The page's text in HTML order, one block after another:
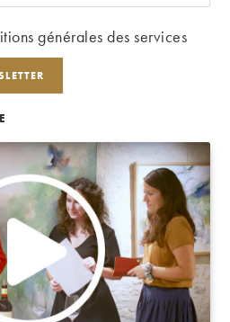
générales des services